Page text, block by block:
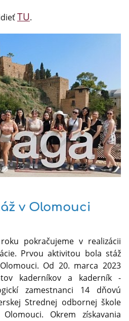
TU.
v Olomouci
pokračujeme v realizácii
Prvou aktivitou bola stáž
Od 20. marca 2023
kaderníkov a kaderník -
zamestnanci 14 dňovú
Strednej odbornej škole
Okrem získavania